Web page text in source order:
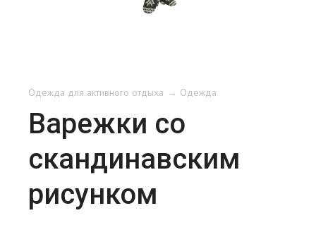
Одежда для активного отдыха Одежда
Варежки со
скандинавским
рисунком